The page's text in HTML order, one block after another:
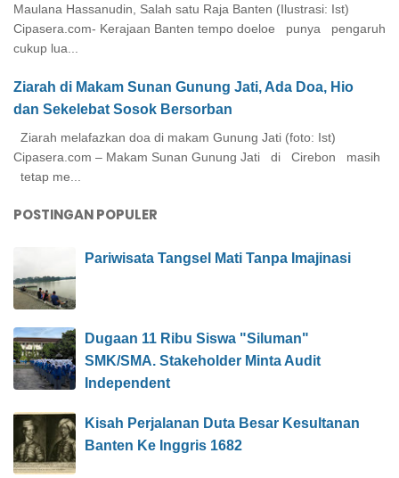
Maulana Hassanudin, Salah satu Raja Banten (Ilustrasi: Ist)
Cipasera.com- Kerajaan Banten tempo doeloe punya pengaruh
cukup lua...
Ziarah di Makam Sunan Gunung Jati, Ada Doa, Hio
dan Sekelebat Sosok Bersorban
Ziarah melafazkan doa di makam Gunung Jati (foto: Ist)
Cipasera.com – Makam Sunan Gunung Jati di Cirebon masih
tetap me...
POSTINGAN POPULER
Pariwisata Tangsel Mati Tanpa Imajinasi
Dugaan 11 Ribu Siswa "Siluman"
SMK/SMA. Stakeholder Minta Audit
Independent
Kisah Perjalanan Duta Besar Kesultanan
Banten Ke Inggris 1682